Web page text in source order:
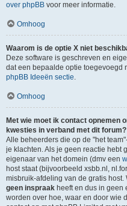
over phpBB voor meer informatie.
Omhoog
Waarom is de optie X niet
Deze software is geschreven en
dat een bepaalde optie toegevoegd
phpBB Ideeën sectie.
Omhoog
Met wie moet ik contact opnemen
kwesties in verband met dit forum?
Alle beheerders die op de "het
je klachten. Als je geen reactie hebt
eigenaar van het domein (dmv een
host staat (bijvoorbeeld xsbb.nl,
misbruik-afdeling van de gratis host.
geen inspraak heeft en dus in
worden over hoe, waar en door wie